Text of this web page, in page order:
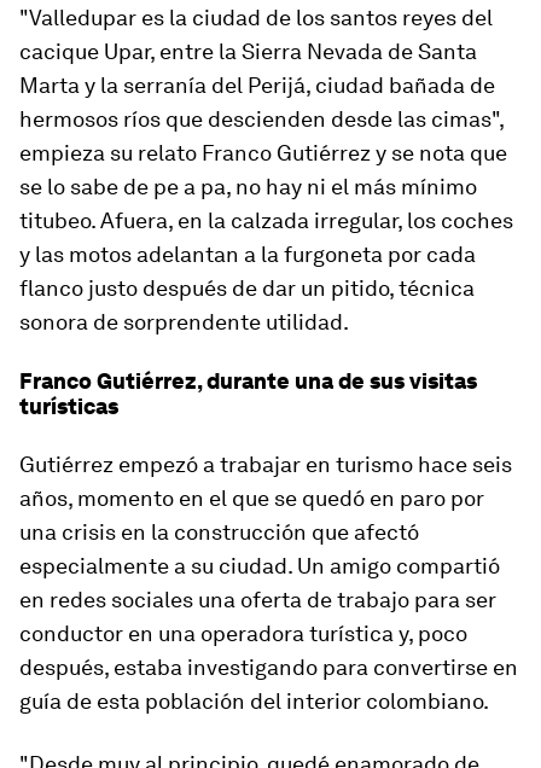
"Valledupar es la ciudad de los santos reyes del
cacique Upar, entre la Sierra Nevada de Santa
Marta y la serranía del Perijá, ciudad bañada de
hermosos ríos que descienden desde las cimas",
empieza su relato Franco Gutiérrez y se nota que
se lo sabe de pe a pa, no hay ni el más mínimo
titubeo. Afuera, en la calzada irregular, los coches
y las motos adelantan a la furgoneta por cada
flanco justo después de dar un pitido, técnica
sonora de sorprendente utilidad.
Franco Gutiérrez, durante una de sus visitas
turísticas
Gutiérrez empezó a trabajar en turismo hace seis
años, momento en el que se quedó en paro por
una crisis en la construcción que afectó
especialmente a su ciudad. Un amigo compartió
en redes sociales una oferta de trabajo para ser
conductor en una operadora turística y, poco
después, estaba investigando para convertirse en
guía de esta población del interior colombiano.